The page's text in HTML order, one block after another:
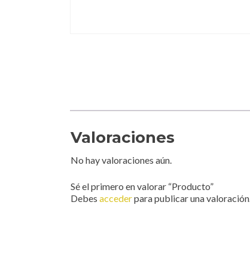
Valoraciones
No hay valoraciones aún.
Sé el primero en valorar “Producto”
Debes accederpara publicar una valoración.